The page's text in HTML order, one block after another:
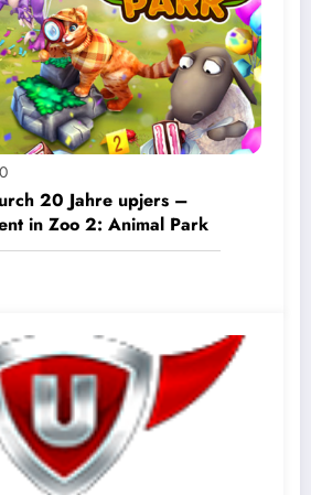
0
20 Jahre upjers –
in Zoo 2: Animal Park